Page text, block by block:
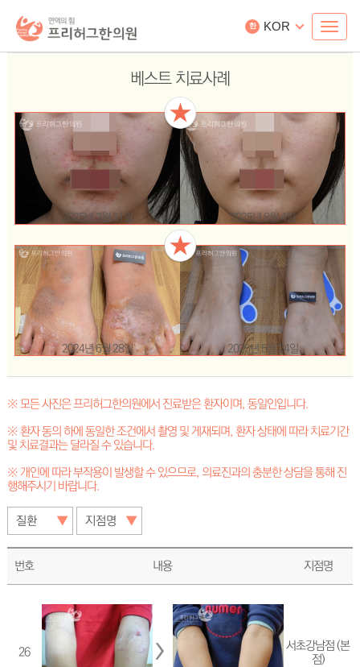
한 KOR
베스트 치료사례
2025년 3월 31일 2025년 8월 4일
2024년 6월 28일 2025년 5월 24일
※ 모든 사진은 프리허그한의원에서 진료받은 환자이며, 동일인입니다.
※ 환자 동의 하에 동일한 조건에서 촬영 및 게재되며, 환자 상태에 따라 치료기간
및 치료결과는 달라질 수 있습니다.
※ 개인에 따라 부작용이 발생할 수 있으므로, 의료진과의 충분한 상담을 통해 진
행해주시기 바랍니다.
번호 내용 지점명
26
서초강남점 (본
점)